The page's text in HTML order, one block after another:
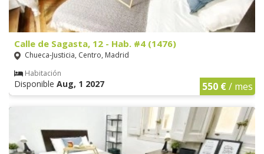
Calle de Sagasta, 12 - Hab. #4 (1476)
Chueca-Justicia, Centro, Madrid
Habitación
Disponible Aug, 1 2027 550 €/ mes